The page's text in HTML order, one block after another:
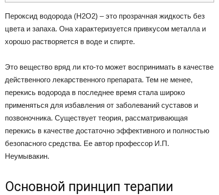
Пероксид водорода (H2O2) – это прозрачная жидкость без
цвета и запаха. Она характеризуется привкусом металла и
хорошо растворяется в воде и спирте.
Это вещество вряд ли кто-то может воспринимать в качестве
действенного лекарственного препарата. Тем не менее,
перекись водорода в последнее время стала широко
применяться для избавления от заболеваний суставов и
позвоночника. Существует теория, рассматривающая
перекись в качестве достаточно эффективного и полностью
безопасного средства. Ее автор профессор И.П.
Неумывакин.
Основной принцип терапии